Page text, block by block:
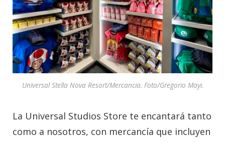
Universal Stella Nova Resort/Mercancia. Foto/Gregorio Mayi.
La Universal Studios Store te encantará tanto
como a nosotros, con mercancía que incluyen